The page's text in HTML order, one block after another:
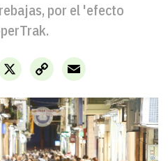
por el 'efecto
X
Copy
Link
Email